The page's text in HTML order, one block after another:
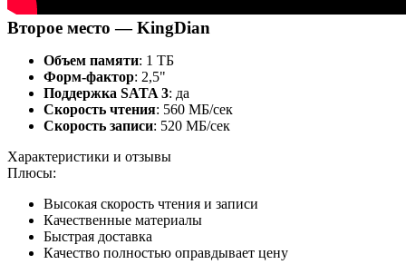
Второе место — KingDian
Объем памяти: 1 ТБ
Форм-фактор: 2,5"
Поддержка SATA 3: да
Скорость чтения: 560 МБ/сек
Скорость записи: 520 МБ/сек
Характеристики и отзывы
Плюсы:
Высокая скорость чтения и записи
Качественные материалы
Быстрая доставка
Качество полностью оправдывает цену